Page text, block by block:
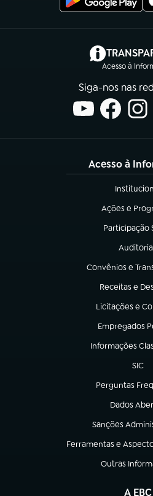
Acesso à
Siga-nos nas
Acesso à
(abre em
Ações e
(abre em
Participação
(abre em
(abre em
Convênios e
(abre em nova
Receitas e
(abre em
Licitações e
(abre em nova
Empregados
(abre em nova
Informações
(abre em nova
SIC
(abre
Perguntas
(abre em nova
Dados
(abre em
Sanções
(abre em nova
Ferramentas e
(abre em nova aba)
Outras
(abre em
A EBC